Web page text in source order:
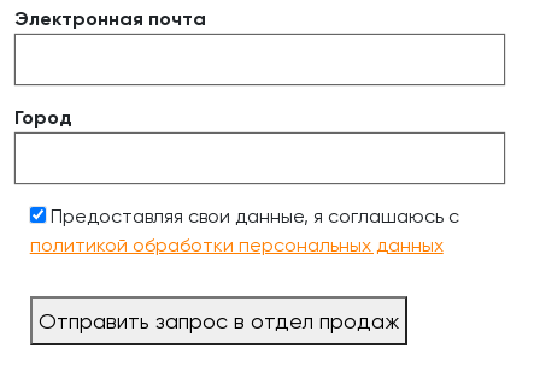
Электронная почта
Город
Предоставляя свои данные, я соглашаюсь с
политикой обработки персональных данных
Отправить запрос в отдел продаж